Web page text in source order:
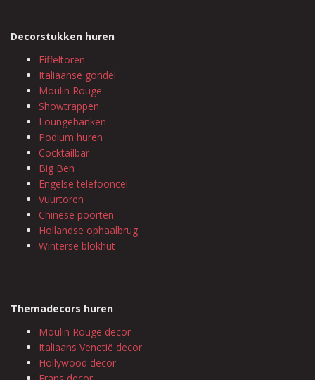
Decorstukken huren
Eiffeltoren
Italiaanse gondel
Moulin Rouge
Showtrappen
Loungebanken
Podium huren
Cocktailbar
Big Ben
Engelse telefooncel
Vuurtoren
Chinese poorten
Hollandse ophaalbrug
Winterse blokhut
Themadecors huren
Moulin Rouge decor
Italiaans Venetië decor
Hollywood decor